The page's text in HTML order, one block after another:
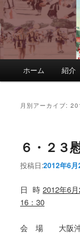
メインコンテ
サブコンテン
ホーム 紹介
月別アーカイブ:
６・２３
投稿日:2012年6月
日 時2012年6
16：30
会 場 大阪沖